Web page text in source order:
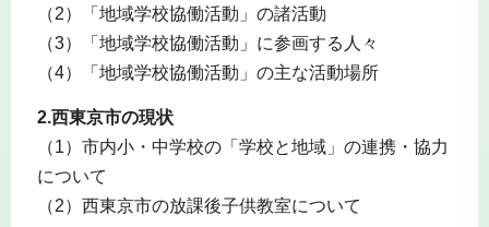
（2）「地域学校協働活動」の諸活動
（3）「地域学校協働活動」に参画する人々
（4）「地域学校協働活動」の主な活動場所
2.西東京市の現状
（1）市内小・中学校の「学校と地域」の連携・協力
について
（2）西東京市の放課後子供教室について